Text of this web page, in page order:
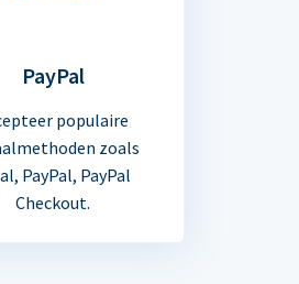
PayPal
populaire
zoals
PayPal, PayPal
Checkout.